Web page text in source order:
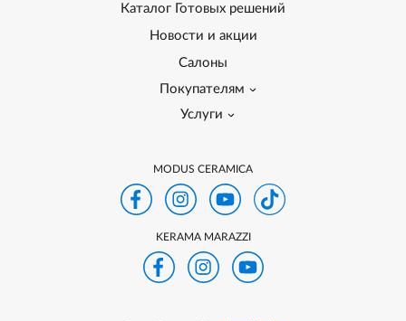
Каталог Готовых решений
Новости и акции
Салоны
Покупателям
Услуги
MODUS CERAMICA
KERAMA MARAZZI